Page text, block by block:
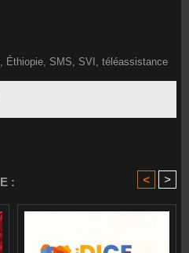
, Éthiopie, SMS, SVI , téléassistance
: < >